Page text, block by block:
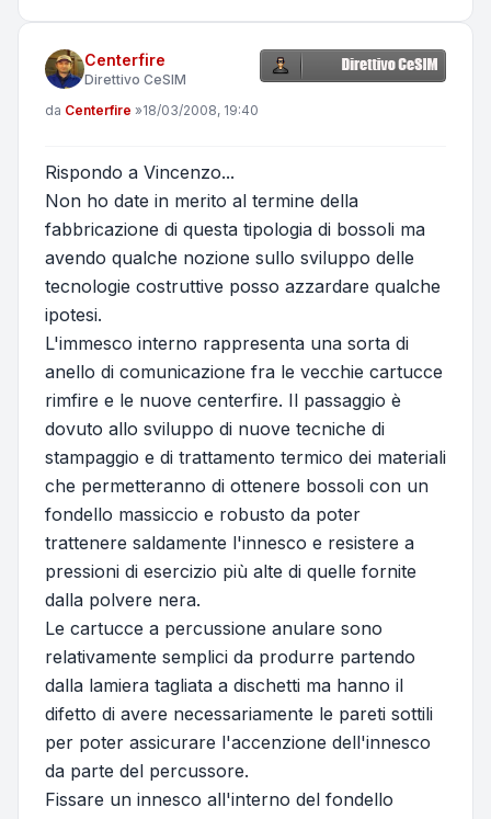
Centerfire
Direttivo CeSIM
Messaggio
da Centerfire »18/03/2008, 19:40
Rispondo a Vincenzo...
Non ho date in merito al termine della
fabbricazione di questa tipologia di bossoli ma
avendo qualche nozione sullo sviluppo delle
tecnologie costruttive posso azzardare qualche
ipotesi.
L'immesco interno rappresenta una sorta di
anello di comunicazione fra le vecchie cartucce
rimfire e le nuove centerfire. Il passaggio è
dovuto allo sviluppo di nuove tecniche di
stampaggio e di trattamento termico dei materiali
che permetteranno di ottenere bossoli con un
fondello massiccio e robusto da poter
trattenere saldamente l'innesco e resistere a
pressioni di esercizio più alte di quelle fornite
dalla polvere nera.
Le cartucce a percussione anulare sono
relativamente semplici da produrre partendo
dalla lamiera tagliata a dischetti ma hanno il
difetto di avere necessariamente le pareti sottili
per poter assicurare l'accenzione dell'innesco
da parte del percussore.
Fissare un innesco all'interno del fondello